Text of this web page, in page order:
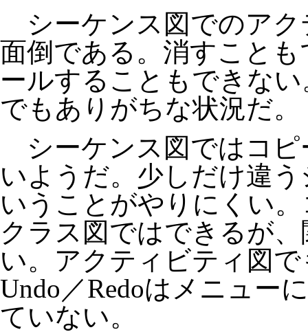
シーケンス図でのアク
面倒である。消すこと
ールすることもできな
でもありがちな状況だ。
シーケンス図ではコピ
いようだ。少しだけ違
いうことがやりにくい
クラス図ではできるが
い。アクティビティ図
Undo／Redoはメニュー
ていない。